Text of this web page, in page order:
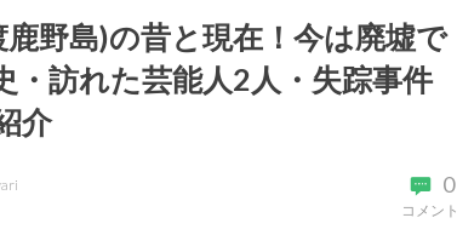
野島)の昔と現在！今は廃墟で
・訪れた芸能人2人・失踪事件
介
0
コメント